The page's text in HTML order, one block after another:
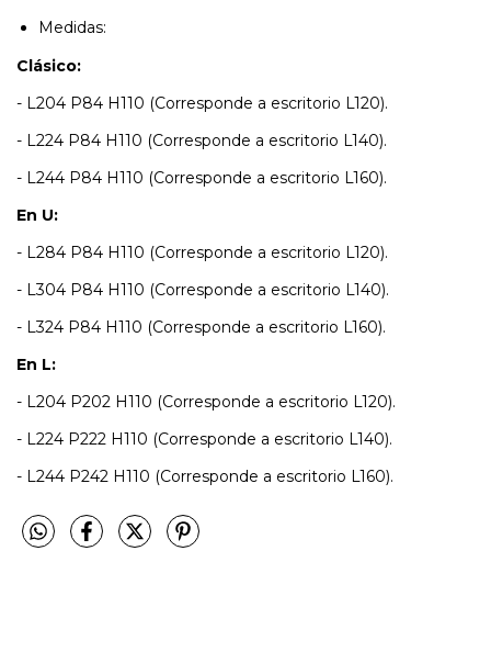
Medidas:
Clásico:
- L204 P84 H110 (Corresponde a escritorio L120).
- L224 P84 H110 (Corresponde a escritorio L140).
- L244 P84 H110 (Corresponde a escritorio L160).
En U:
- L284 P84 H110 (Corresponde a escritorio L120).
- L304 P84 H110 (Corresponde a escritorio L140).
- L324 P84 H110 (Corresponde a escritorio L160).
En L:
- L204 P202 H110 (Corresponde a escritorio L120).
- L224 P222 H110 (Corresponde a escritorio L140).
- L244 P242 H110 (Corresponde a escritorio L160).